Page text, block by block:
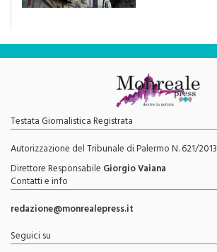
Testata Giornalistica Registrata
Autorizzazione del Tribunale di Palermo N. 621/2013
Direttore Responsabile Giorgio Vaiana
Contatti e info
redazione@monrealepress.it
Seguici su